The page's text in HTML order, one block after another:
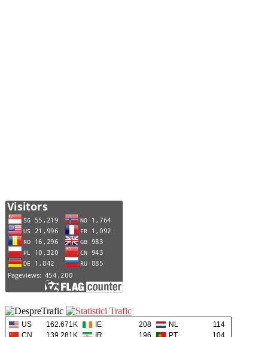
US 162.671K IE 208 NL
114
CN
139.281K IR 196 PT
104